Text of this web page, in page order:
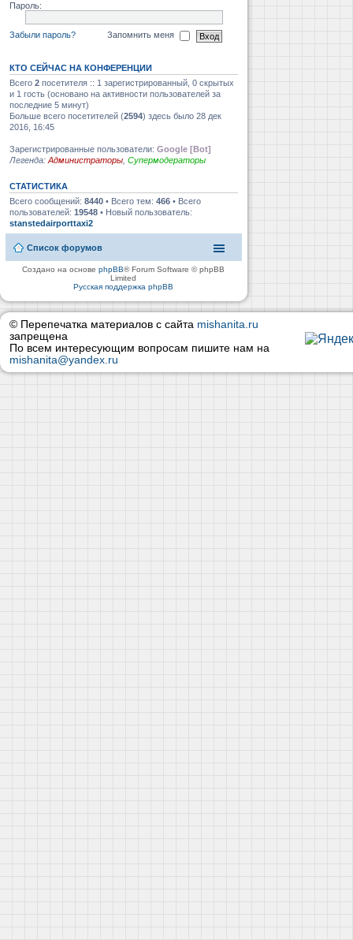
Пароль:
Забыли пароль? Запомнить меня
КТО СЕЙЧАС НА КОНФЕРЕНЦИИ
Всего 2 посетителя :: 1 зарегистрированный, 0 скрытых
и 1 гость (основано на активности пользователей за
последние 5 минут)
Больше всего посетителей (2594) здесь было 28 дек
2016, 16:45
Зарегистрированные пользователи: Google [Bot]
Легенда: Администраторы Супермодераторы
СТАТИСТИКА
Всего сообщений: 8440 • Всего тем: 466 • Всего
пользователей: 19548 • Новый пользователь:
stanstedairporttaxi2
Список форумов
Создано на основеphpBB® Forum Software © phpBB
Limited
Русская поддержка phpBB
© Перепечатка материалов с сайта mishanita.ru
запрещена
По всем интересующим вопросам пишите нам на
mishanita@yandex.ru